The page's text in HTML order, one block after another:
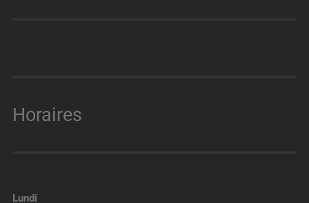
Horaires
Lundi